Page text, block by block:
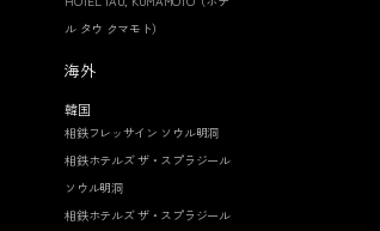
ル タウ クマモト）
海外
韓国
相鉄フレッサイン ソウル明洞
相鉄ホテルズ ザ・スプラジール
ソウル明洞
相鉄ホテルズ ザ・スプラジール